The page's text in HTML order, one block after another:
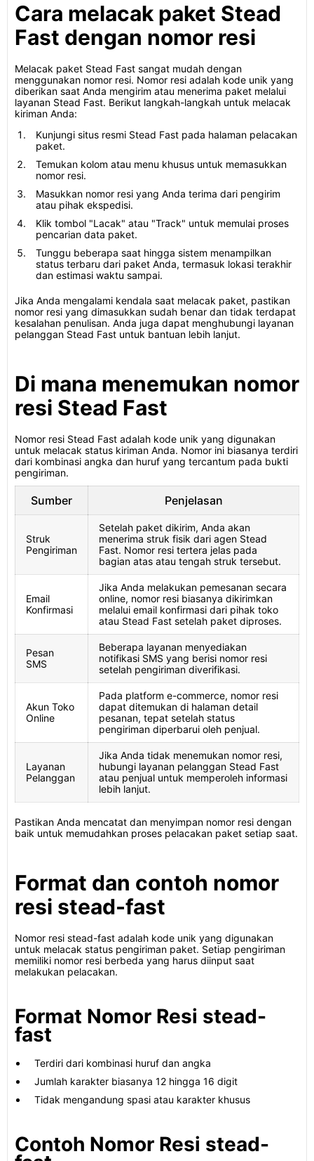
Cara melacak paket Stead
Fast dengan nomor resi
Melacak paket Stead Fast sangat mudah dengan
menggunakan nomor resi. Nomor resi adalah kode unik yang
diberikan saat Anda mengirim atau menerima paket melalui
layanan Stead Fast. Berikut langkah-langkah untuk melacak
kiriman Anda:
Kunjungi situs resmi Stead Fast pada halaman pelacakan
paket.
Temukan kolom atau menu khusus untuk memasukkan
nomor resi.
Masukkan nomor resi yang Anda terima dari pengirim
atau pihak ekspedisi.
Klik tombol "Lacak" atau "Track" untuk memulai proses
pencarian data paket.
Tunggu beberapa saat hingga sistem menampilkan
status terbaru dari paket Anda, termasuk lokasi terakhir
dan estimasi waktu sampai.
Jika Anda mengalami kendala saat melacak paket, pastikan
nomor resi yang dimasukkan sudah benar dan tidak terdapat
kesalahan penulisan. Anda juga dapat menghubungi layanan
pelanggan Stead Fast untuk bantuan lebih lanjut.
Di mana menemukan nomor
resi Stead Fast
Nomor resi Stead Fast adalah kode unik yang digunakan
untuk melacak status kiriman Anda. Nomor ini biasanya terdiri
dari kombinasi angka dan huruf yang tercantum pada bukti
pengiriman.
Sumber Penjelasan
Struk
Pengiriman
Setelah paket dikirim, Anda akan
menerima struk fisik dari agen Stead
Fast. Nomor resi tertera jelas pada
bagian atas atau tengah struk tersebut.
Email
Konfirmasi
Jika Anda melakukan pemesanan secara
online, nomor resi biasanya dikirimkan
melalui email konfirmasi dari pihak toko
atau Stead Fast setelah paket diproses.
Pesan
SMS
Beberapa layanan menyediakan
notifikasi SMS yang berisi nomor resi
setelah pengiriman diverifikasi.
Akun Toko
Online
Pada platform e-commerce, nomor resi
dapat ditemukan di halaman detail
pesanan, tepat setelah status
pengiriman diperbarui oleh penjual.
Layanan
Pelanggan
Jika Anda tidak menemukan nomor resi,
hubungi layanan pelanggan Stead Fast
atau penjual untuk memperoleh informasi
lebih lanjut.
Pastikan Anda mencatat dan menyimpan nomor resi dengan
baik untuk memudahkan proses pelacakan paket setiap saat.
Format dan contoh nomor
resi stead-fast
Nomor resi stead-fast adalah kode unik yang digunakan
untuk melacak status pengiriman paket. Setiap pengiriman
memiliki nomor resi berbeda yang harus diinput saat
melakukan pelacakan.
Format Nomor Resi stead-
fast
Terdiri dari kombinasi huruf dan angka
Jumlah karakter biasanya 12 hingga 16 digit
Tidak mengandung spasi atau karakter khusus
Contoh Nomor Resi stead-